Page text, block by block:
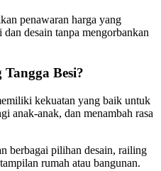
penawaran harga yang
dan desain tanpa mengorbankan
Besi?
kekuatan yang baik untuk
anak-anak, dan menambah rasa
berbagai pilihan desain, railing
rumah atau bangunan.